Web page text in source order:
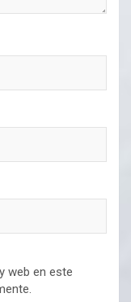
web en este